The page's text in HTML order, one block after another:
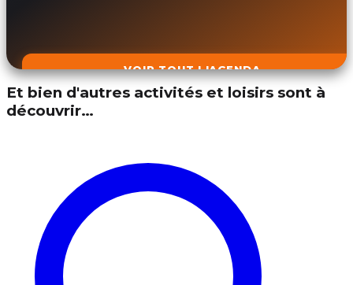
VOIR TOUT L'AGENDA
Et bien d'autres activités et loisirs sont à
découvrir…